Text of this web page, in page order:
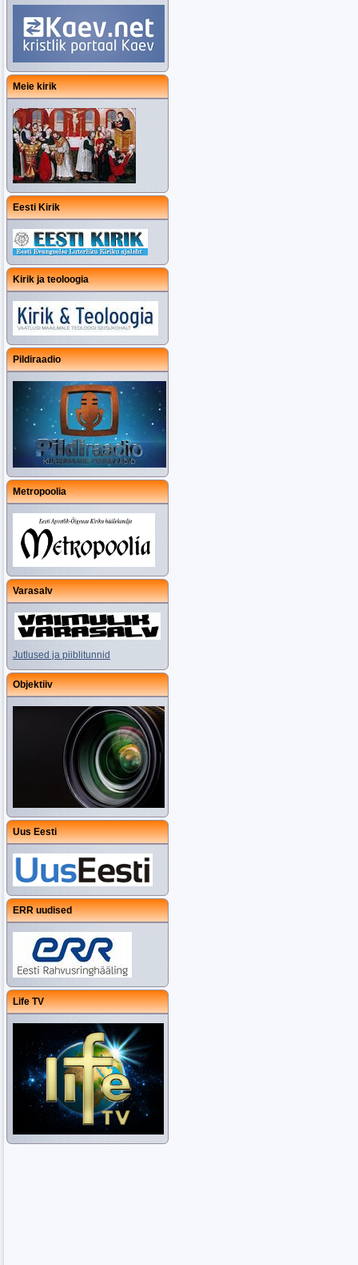
Meie kirik
Eesti Kirik
Kirik ja teoloogia
Pildiraadio
Metropoolia
Varasalv
Jutlused ja piiblitunnid
Objektiiv
Uus Eesti
ERR uudised
Life TV